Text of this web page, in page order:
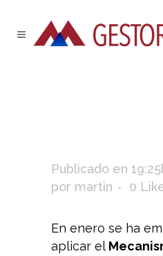
Publicado en
por martin 0
En enero se ha
aplicar el